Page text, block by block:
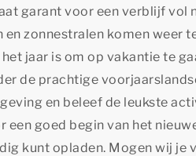
garant voor een verblijf vol
zonnestralen komen weer
jaar is om op vakantie te
de prachtige
en beleef de leukste
goed begin van het
kunt opladen. Mogen wij je